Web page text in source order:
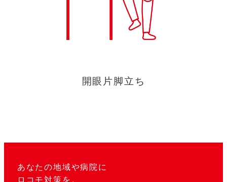
開眼片脚立ち
あなたの地域や病院に
ロコモ対策を。